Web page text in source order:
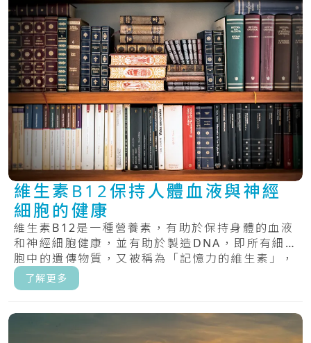
維生素B12保持人體血液與神經
細胞的健康
維生素B12是一種營養素，有助於保持身體的血液
和神經細胞健康，並有助於製造DNA，即所有細
胞中的遺傳物質，又被稱為「記憶力的維生素」，
具.....
了解更多